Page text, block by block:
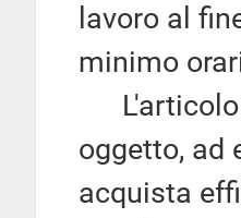
lavoro al
minimo
L'articolo
oggetto, ad
acquista